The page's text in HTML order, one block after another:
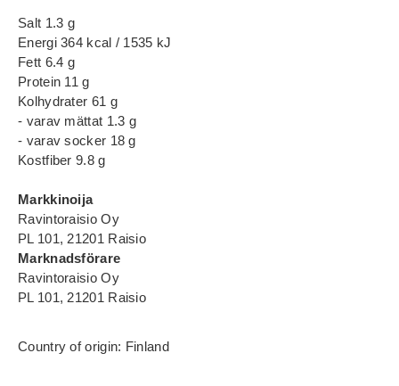
Salt 1.3 g
Energi 364 kcal / 1535 kJ
Fett 6.4 g
Protein 11 g
Kolhydrater 61 g
- varav mättat 1.3 g
- varav socker 18 g
Kostfiber 9.8 g
Markkinoija
Ravintoraisio Oy
PL 101, 21201 Raisio
Marknadsförare
Ravintoraisio Oy
PL 101, 21201 Raisio
Country of origin: Finland